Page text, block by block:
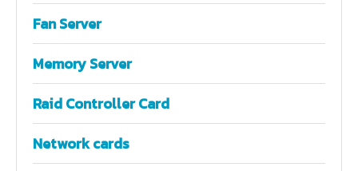
Fan Server
Memory Server
Raid Controller Card
Network cards